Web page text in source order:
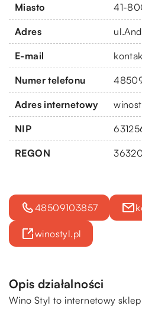
Miasto 41-
Adres
E-mail
Numer telefonu
Adres internetowy
NIP
REGON
48509103857
winostyl.pl
Opis działalności
Wino Styl to internetowy